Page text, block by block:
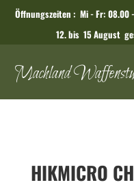
Öffnungszeiten : Mi - Fr:
12. bis 15 August
Machland
HIKMICRO